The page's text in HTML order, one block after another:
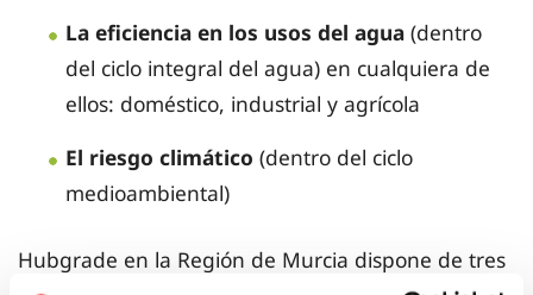
La eficiencia en los usos del agua (dentro
del ciclo integral del agua) en cualquiera de
ellos: doméstico, industrial y agrícola
El riesgo climático (dentro del ciclo
medioambiental)
Hubgrade en la Región de Murcia dispone de tres